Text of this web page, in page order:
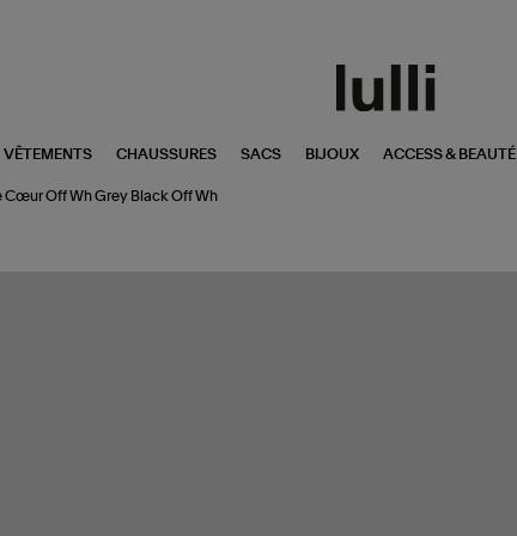
VÊTEMENTS CHAUSSURES SACS BIJOUX ACCESS & BEAUTÉ
Cœur Off Wh Grey Black Off Wh